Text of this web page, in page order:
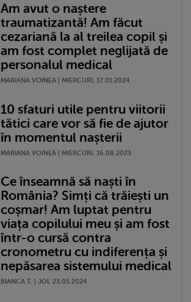
Am avut o naștere
traumatizantă! Am făcut
cezariană la al treilea copil și
am fost complet neglijată de
personalul medical
MARIANA VOINEA | MIERCURI, 17.01.2024
10 sfaturi utile pentru viitorii
tătici care vor să fie de ajutor
în momentul nașterii
MARIANA VOINEA | MIERCURI, 16.08.2023
Ce înseamnă să naști în
România? Simți că trăiești un
coșmar! Am luptat pentru
viața copilului meu și am fost
într-o cursă contra
cronometru cu indiferența și
nepăsarea sistemului medical
BIANCA T. | JOI, 23.05.2024